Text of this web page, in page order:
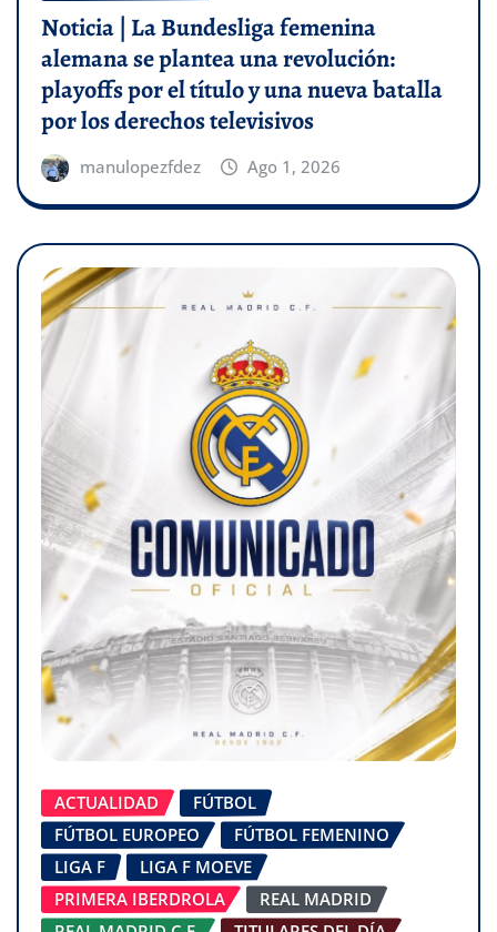
Noticia | La Bundesliga femenina
alemana se plantea una revolución:
playoffs por el título y una nueva batalla
por los derechos televisivos
manulopezfdez Ago 1, 2026
ACTUALIDAD
FÚTBOL
FÚTBOL EUROPEO
FÚTBOL FEMENINO
LIGA F
LIGA F MOEVE
PRIMERA IBERDROLA
REAL MADRID